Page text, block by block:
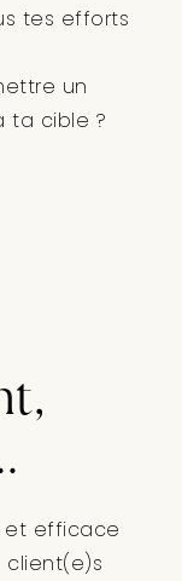
tes efforts
un
ta cible ?
et efficace